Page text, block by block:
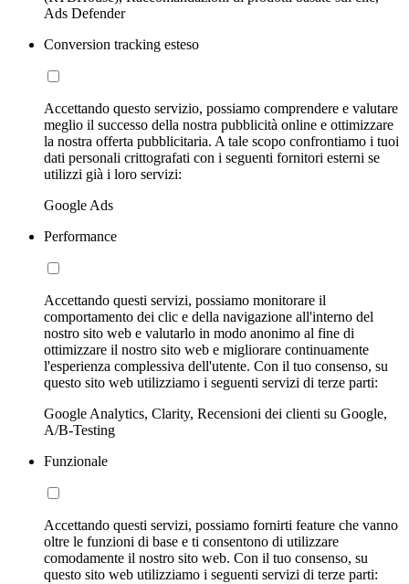
Ads Defender
Conversion tracking esteso
Accettando questo servizio, possiamo comprendere e valutare
meglio il successo della nostra pubblicità online e ottimizzare
la nostra offerta pubblicitaria. A tale scopo confrontiamo i tuoi
dati personali crittografati con i seguenti fornitori esterni se
utilizzi già i loro servizi:
Google Ads
Performance
Accettando questi servizi, possiamo monitorare il
comportamento dei clic e della navigazione all'interno del
nostro sito web e valutarlo in modo anonimo al fine di
ottimizzare il nostro sito web e migliorare continuamente
l'esperienza complessiva dell'utente. Con il tuo consenso, su
questo sito web utilizziamo i seguenti servizi di terze parti:
Google Analytics, Clarity, Recensioni dei clienti su Google,
A/B-Testing
Funzionale
Accettando questi servizi, possiamo fornirti feature che vanno
oltre le funzioni di base e ti consentono di utilizzare
comodamente il nostro sito web. Con il tuo consenso, su
questo sito web utilizziamo i seguenti servizi di terze parti: